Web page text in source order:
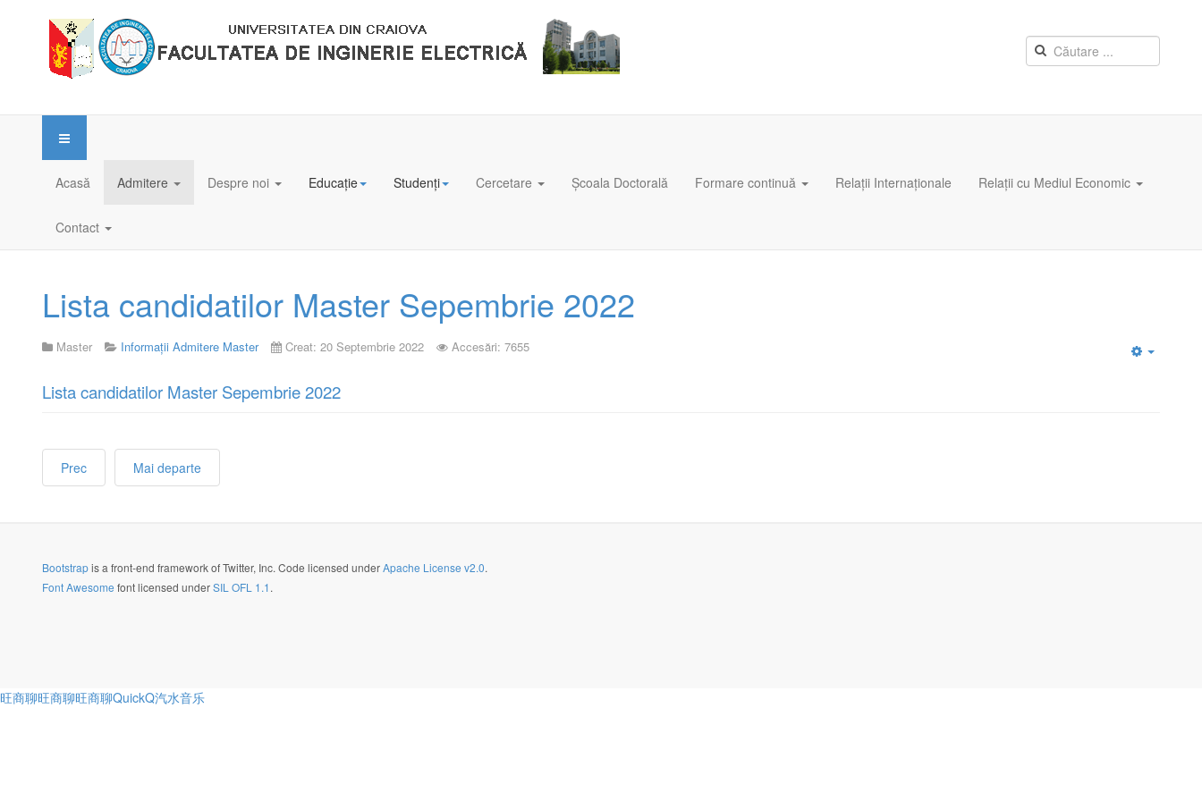
Acasă Admitere Despre noi Educație Studenți Cercetare Școala Doctorală Formare continuă Relații Internaționale Relații cu Mediul Economic
Contact
Lista candidatilor Master Sepembrie 2022
Master Informații Admitere Master Creat: 20 Septembrie 2022 Accesări: 7655
Lista candidatilor Master Sepembrie 2022
Prec Mai departe
Bootstrapis a front-end framework of Twitter, Inc. Code licensed underApache License v2.0.
Font Awesome font licensed underSIL OFL 1.1.
旺商聊旺商聊旺商聊QuickQ汽水音乐